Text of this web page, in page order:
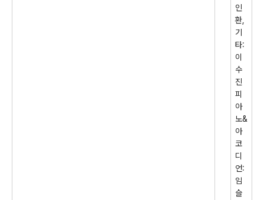
인
환
기
타:
이
수
진
피
아
노&
아
코
디
언:
임
슬